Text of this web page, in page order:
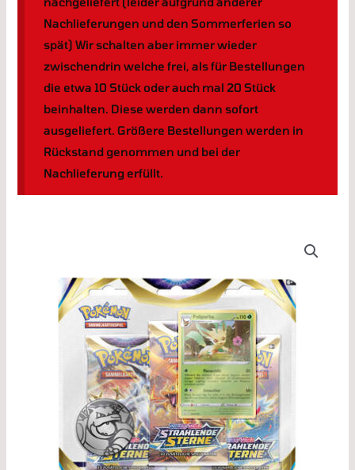
Nachlieferungen und den Sommerferien so
spät) Wir schalten aber immer wieder
zwischendrin welche frei, als für Bestellungen
die etwa 10 Stück oder auch mal 20 Stück
beinhalten. Diese werden dann sofort
ausgeliefert. Größere Bestellungen werden in
Rückstand genommen und bei der
Nachlieferung erfüllt.